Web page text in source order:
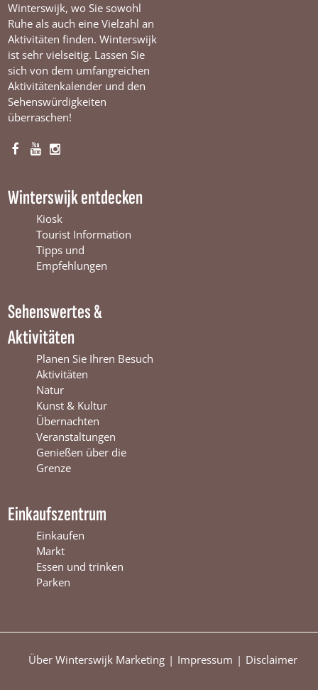
Winterswijk, wo Sie sowohl
Ruhe als auch eine Vielzahl an
Aktivitäten finden. Winterswijk
ist sehr vielseitig. Lassen Sie
sich von dem umfangreichen
Aktivitätenkalender und den
Sehenswürdigkeiten
überraschen!
F
e
n
t
e
Y
T
u
b
e
W
t
e
r
s
w
i
j
k
I
t
a
g
r
a
i
t
e
r
s
w
i
j
k
Winterswijk entdecken
Kiosk
Tourist Information
Tipps und
Empfehlungen
Sehenswertes &
Aktivitäten
Planen Sie Ihren Besuch
Aktivitäten
Natur
Kunst & Kultur
Übernachten
Veranstaltungen
Genießen über die
Grenze
Einkaufszentrum
Einkaufen
Markt
Essen und trinken
Parken
Über Winterswijk Marketing Impressum Disclaimer